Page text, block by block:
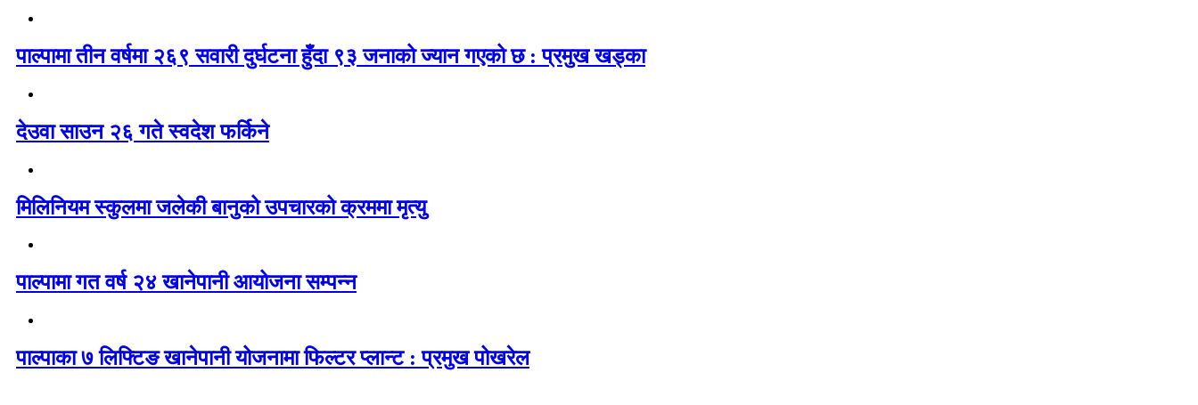
पाल्पामा तीन वर्षमा २६९ सवारी दुर्घटना हुँदा ९३ जनाको ज्यान गएको छ : प्रमुख खड्का
देउवा साउन २६ गते स्वदेश फर्किने
मिलिनियम स्कुलमा जलेकी बानुको उपचारको क्रममा मृत्यु
पाल्पामा गत वर्ष २४ खानेपानी आयोजना सम्पन्न
पाल्पाका ७ लिफ्टिङ खानेपानी योजनामा फिल्टर प्लान्ट : प्रमुख पोखरेल